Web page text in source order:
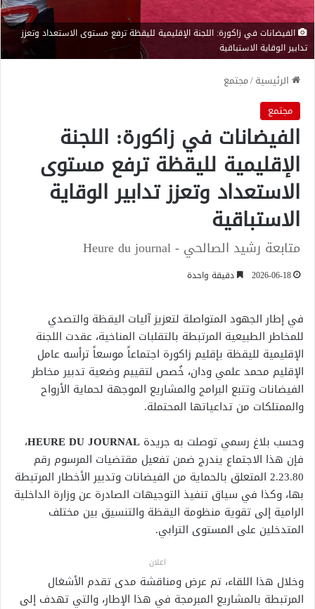
الفيضانات في زاكورة: اللجنة الإقليمية لليقظة ترفع مستوى الاستعداد وتعزز
تدابير الوقاية الاستباقية
الرئيسية/مجتمع
مجتمع
الفيضانات في زاكورة: اللجنة
الإقليمية لليقظة ترفع مستوى
الاستعداد وتعزز تدابير الوقاية
الاستباقية
متابعة رشيد الصالحي - Heure du journal
2026-06-18 دقيقة واحدة
في إطار الجهود المتواصلة لتعزيز آليات اليقظة والتصدي
للمخاطر الطبيعية المرتبطة بالتقلبات المناخية، عقدت اللجنة
الإقليمية لليقظة بإقليم زاكورة اجتماعاً موسعاً ترأسه عامل
الإقليم محمد علمي ودان، خُصص لتقييم وضعية تدبير مخاطر
الفيضانات وتتبع البرامج والمشاريع الموجهة لحماية الأرواح
والممتلكات من تداعياتها المحتملة.
وحسب بلاغ رسمي توصلت به جريدة HEURE DU JOURNAL،
فإن هذا الاجتماع يندرج ضمن تفعيل مقتضيات المرسوم رقم
2.23.80 المتعلق بالحماية من الفيضانات وتدبير الأخطار المرتبطة
بها، وكذا في سياق تنفيذ التوجيهات الصادرة عن وزارة الداخلية
الرامية إلى تقوية منظومة اليقظة والتنسيق بين مختلف
المتدخلين على المستوى الترابي.
اعلان
وخلال هذا اللقاء، تم عرض ومناقشة مدى تقدم الأشغال
المرتبطة بالمشاريع المبرمجة في هذا الإطار، والتي تهدف إلى